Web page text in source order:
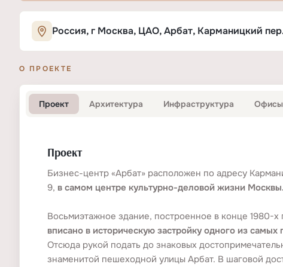
Характеристики ЖК «Арбат»
ОСНОВНЫЕ
ТипБЦ
Этажность
Россия, г Москва, ЦАО, Арбат, Карманицкий
О ПРОЕКТЕ
Проект Архитектура Инфраструктура Офисы
Проект
Бизнес-центр «Арбат» расположен по адресу
9, в самом центре культурно-деловой жизни Москвы.
Восьмиэтажное здание, построенное в конце 1980-х
вписано в историческую застройку одного из
Отсюда рукой подать до знаковых
знаменитой пешеходной улицы Арбат. В шаговой